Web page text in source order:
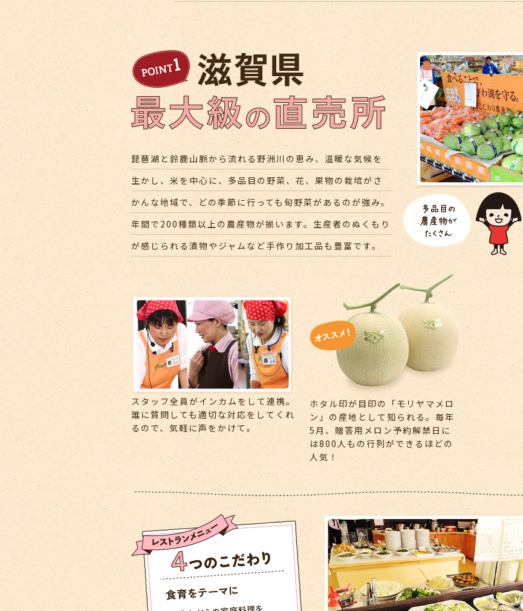
琵琶湖と鈴鹿山脈から流れる野洲川の恵み、温暖な気候を
生かし、米を中心に、多品目の野菜、花、果物の栽培がさ
かんな地域で、どの季節に行っても旬野菜があるのが強み。
年間で200種類以上の農産物が揃います。生産者のぬくもり
が感じられる漬物やジャムなど手作り加工品も豊富です。
スタッフ全員がインカムをして連携。
誰に質問しても適切な対応をしてくれ
るので、気軽に声をかけて。
ホタル印が目印の「モリヤマメロ
ン」の産地として知られる。毎年
5月、贈答用メロン予約解禁日に
は800人もの行列ができるほどの
人気！